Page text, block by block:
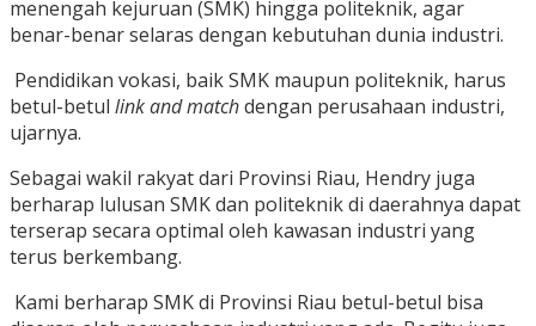
menengah kejuruan (SMK) hingga politeknik, agar
benar-benar selaras dengan kebutuhan dunia industri.
Pendidikan vokasi, baik SMK maupun politeknik, harus
betul-betul link and matchdengan perusahaan industri,
ujarnya.
Sebagai wakil rakyat dari Provinsi Riau, Hendry juga
berharap lulusan SMK dan politeknik di daerahnya dapat
terserap secara optimal oleh kawasan industri yang
terus berkembang.
Kami berharap SMK di Provinsi Riau betul-betul bisa